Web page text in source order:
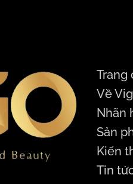
Trang
Về
Nhãn
Sản
Kiến
Tin